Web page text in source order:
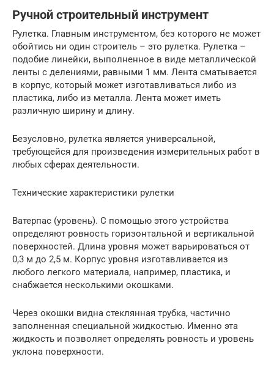
Ручной строительный инструмент
Рулетка. Главным инструментом, без которого не может
обойтись ни один строитель – это рулетка. Рулетка –
подобие линейки, выполненное в виде металлической
ленты с делениями, равными 1 мм. Лента сматывается
в корпус, который может изготавливаться либо из
пластика, либо из металла. Лента может иметь
различную ширину и длину.
Безусловно, рулетка является универсальной,
требующейся для произведения измерительных работ в
любых сферах деятельности.
Технические характеристики рулетки
Ватерпас (уровень). С помощью этого устройства
определяют ровность горизонтальной и вертикальной
поверхностей. Длина уровня может варьироваться от
0,3 м до 2,5 м. Корпус уровня изготавливается из
любого легкого материала, например, пластика, и
снабжается несколькими окошками.
Через окошки видна стеклянная трубка, частично
заполненная специальной жидкостью. Именно эта
жидкость и позволяет определять ровность и уровень
уклона поверхности.